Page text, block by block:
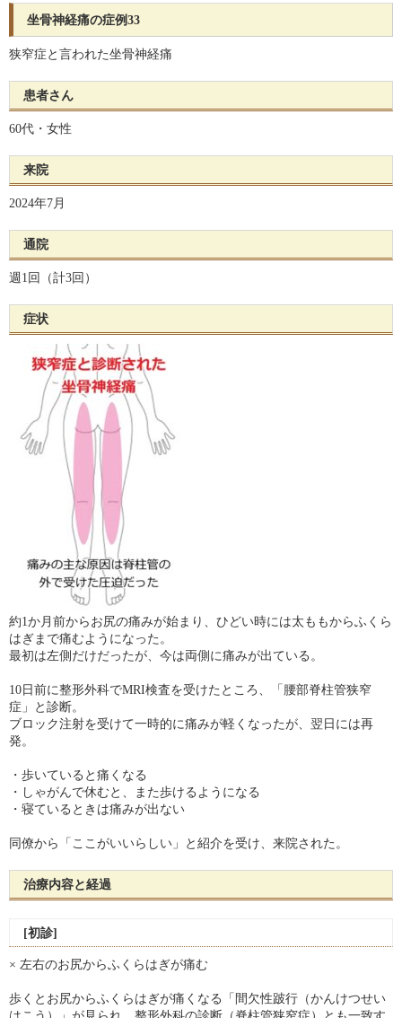
坐骨神経痛の症例33
狭窄症と言われた坐骨神経痛
患者さん
60代・女性
来院
2024年7月
通院
週1回（計3回）
症状
約1か月前からお尻の痛みが始まり、ひどい時には太ももからふくら
はぎまで痛むようになった。
最初は左側だけだったが、今は両側に痛みが出ている。
10日前に整形外科でMRI検査を受けたところ、「腰部脊柱管狭窄
症」と診断。
ブロック注射を受けて一時的に痛みが軽くなったが、翌日には再
発。
・歩いていると痛くなる
・しゃがんで休むと、また歩けるようになる
・寝ているときは痛みが出ない
同僚から「ここがいいらしい」と紹介を受け、来院された。
治療内容と経過
[初診]
× 左右のお尻からふくらはぎが痛む
歩くとお尻からふくらはぎが痛くなる「間欠性跛行（かんけつせい